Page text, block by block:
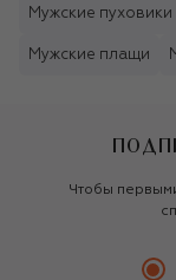
Мужские пуховики
Мужские плащи
Чтобы